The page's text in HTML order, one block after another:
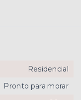
Residencial
Pronto para morar